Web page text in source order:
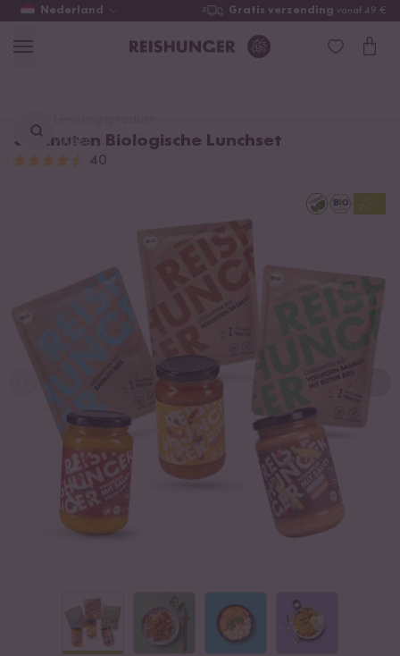
Nederland Gratis verzending vanaf 49 €
vinden ...
3 Minuten Biologische Lunchset
40